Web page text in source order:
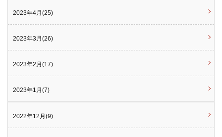
2023年4月(25)
2023年3月(26)
2023年2月(17)
2023年1月(7)
2022年12月(9)